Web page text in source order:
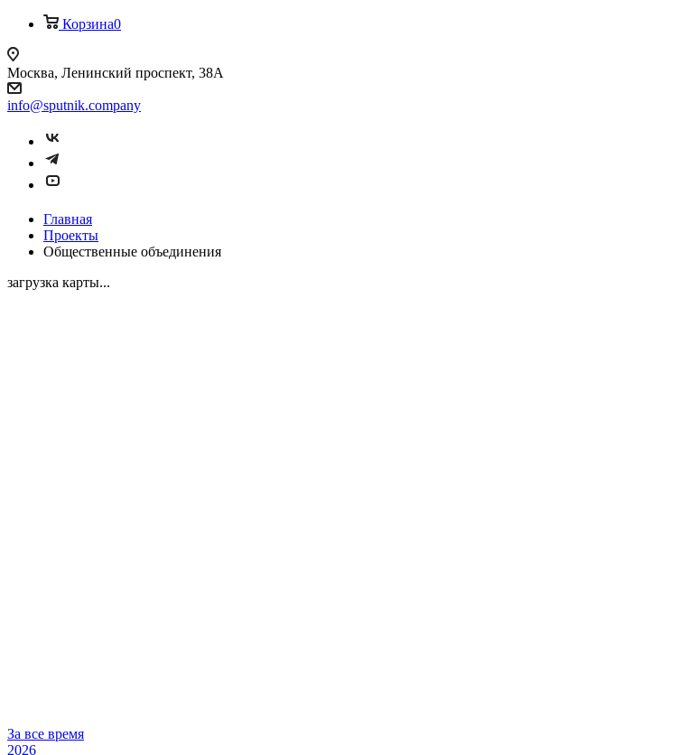
Корзина0
Москва, Ленинский проспект, 38А
info@sputnik.company
Главная
Проекты
Общественные объединения
загрузка карты...
За все время
2026